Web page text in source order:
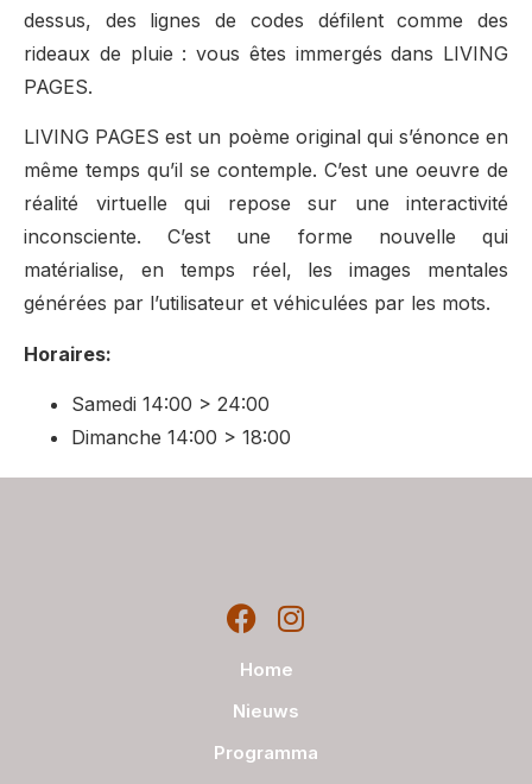
dessus, des lignes de codes défilent comme des
rideaux de pluie : vous êtes immergés dans LIVING
PAGES.
LIVING PAGES est un poème original qui s’énonce en
même temps qu’il se contemple. C’est une oeuvre de
réalité virtuelle qui repose sur une interactivité
inconsciente. C’est une forme nouvelle qui
matérialise, en temps réel, les images mentales
générées par l’utilisateur et véhiculées par les mots.
Horaires:
Samedi 14:00 > 24:00
Dimanche 14:00 > 18:00
Home
Nieuws
Programma